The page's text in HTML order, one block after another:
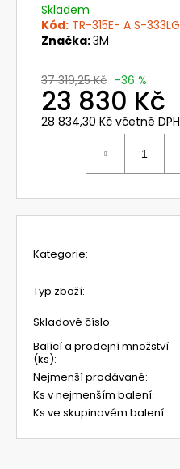
Skladem
Kód: TR-315E- A S-333LG
Značka:3M
37 319,25 Kč –36 %
23 830 Kč
28 834,30 Kč včetně DPH
Kategorie:
Typ zboží:
Skladové číslo:
Balící a prodejní množství
(ks):
Nejmenší prodávané:
Ks v nejmenším balení:
Ks ve skupinovém balení:
KALHOTY
JAKUB
190